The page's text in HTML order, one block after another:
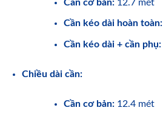
Cần cơ bản: 12.7 mét
Cần kéo dài hoàn toàn:
Cần kéo dài + cần phụ:
Chiều dài cần:
Cần cơ bản: 12.4 mét